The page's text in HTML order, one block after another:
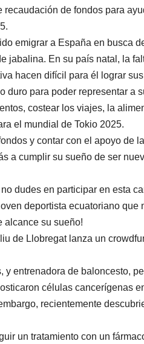
de fondos para
emigrar a España en busca
jabalina. En su país natal, la
hacen difícil para él lograr
duro para poder representar a
costear los viajes, la
el mundial de Tokio 2025.
y contar con el apoyo de
a cumplir su sueño de ser
dudes en participar en esta
deportista ecuatoriano que
alcance su sueño!
de Llobregat lanza un
entrenadora de baloncesto,
células cancerígenas
recientemente
un tratamiento con un